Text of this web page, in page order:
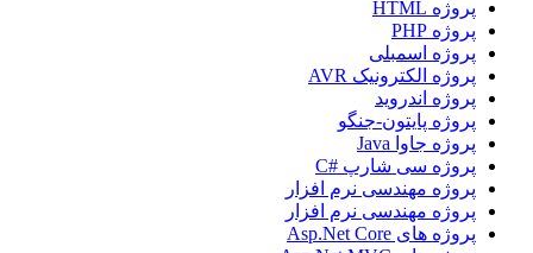
پروژه HTML
پروژه PHP
پروژه اسمبلی
پروژه الکترونیک AVR
پروژه اندروید
پروژه پایتون-جنگو
پروژه جاوا Java
پروژه سی شارپ #C
پروژه مهندسی نرم افزار
پروژه مهندسی نرم افزار
پروژه های Asp.Net Core